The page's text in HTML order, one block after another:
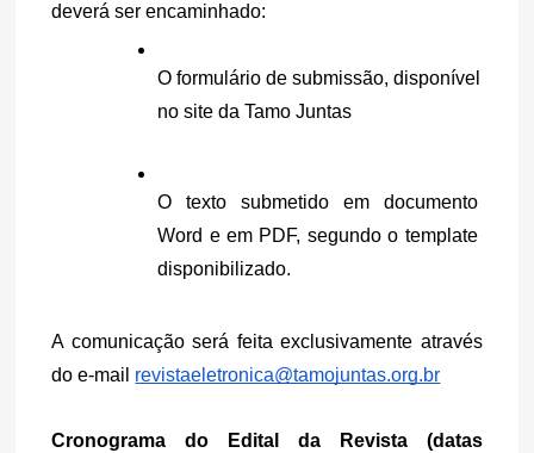
deverá ser encaminhado:
O formulário de submissão, disponível
no site da Tamo Juntas
O texto submetido em documento
Word e em PDF, segundo o template
disponibilizado.
A comunicação será feita exclusivamente através
do e-mail revistaeletronica@tamojuntas.org.br
Cronograma do Edital da Revista (datas